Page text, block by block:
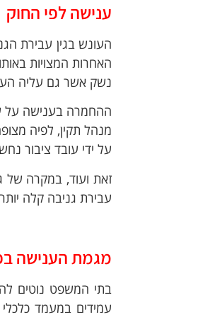
ענישה לפי החוק
העונש בגין עבירת
האחרות המצויות
נשק אשר גם עליה
ההחמרה בענישה על
מנהל תקין, לפיה
על ידי עובד ציבור
זאת ועוד, במקרה של
עבירת גניבה קלה
מגמת הענישה
בתי המשפט נוטים
עמידים במעמד